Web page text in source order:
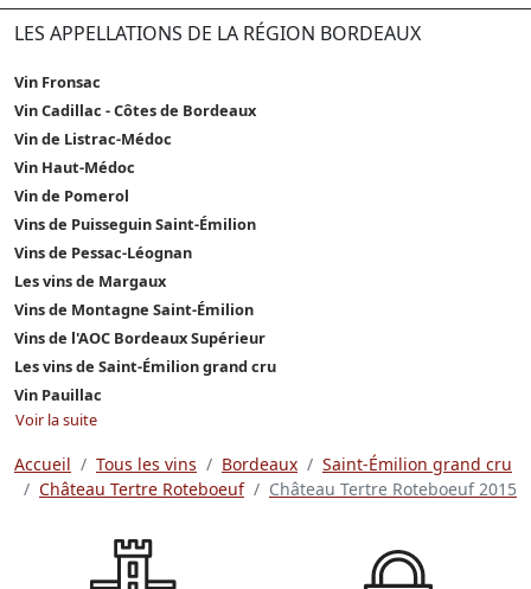
LES APPELLATIONS DE LA RÉGION BORDEAUX
Vin Fronsac
Vin Cadillac - Côtes de Bordeaux
Vin de Listrac-Médoc
Vin Haut-Médoc
Vin de Pomerol
Vins de Puisseguin Saint-Émilion
Vins de Pessac-Léognan
Les vins de Margaux
Vins de Montagne Saint-Émilion
Vins de l'AOC Bordeaux Supérieur
Les vins de Saint-Émilion grand cru
Vin Pauillac
Voir la suite
Accueil Tous les vins Bordeaux
Saint-Émilion grand cru
Château Tertre Roteboeuf
Château Tertre Roteboeuf 2015